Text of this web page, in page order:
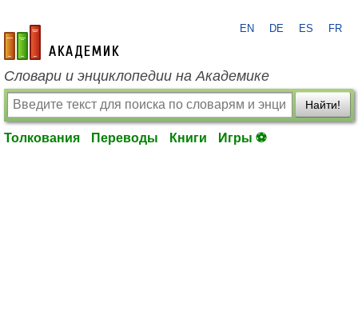
academic.ru
EN DE ES FR
Словари и энциклопедии на Академике
Найти!
Толкования Переводы Книги Игры ⚽